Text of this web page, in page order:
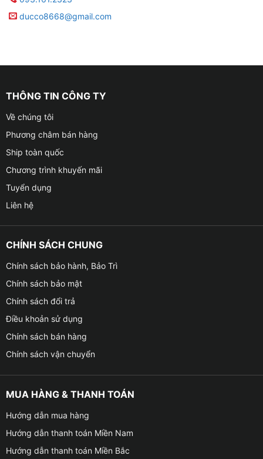
ducco8668@gmail.com
THÔNG TIN CÔNG TY
Về chúng tôi
Phương châm bán hàng
Ship toàn quốc
Chương trình khuyến mãi
Tuyển dụng
Liên hệ
CHÍNH SÁCH CHUNG
Chính sách bảo hành, Bảo Trì
Chính sách bảo mật
Chính sách đổi trả
Điều khoản sử dụng
Chính sách bán hàng
Chính sách vận chuyển
MUA HÀNG & THANH TOÁN
Hướng dẫn mua hàng
Hướng dẫn thanh toán Miền Nam
Hướng dẫn thanh toán Miền Bắc